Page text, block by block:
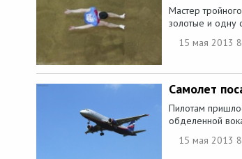
Мастер
золотые и одну
15 мая 2013
Самолет
Пилотам
обделенной
15 мая 2013